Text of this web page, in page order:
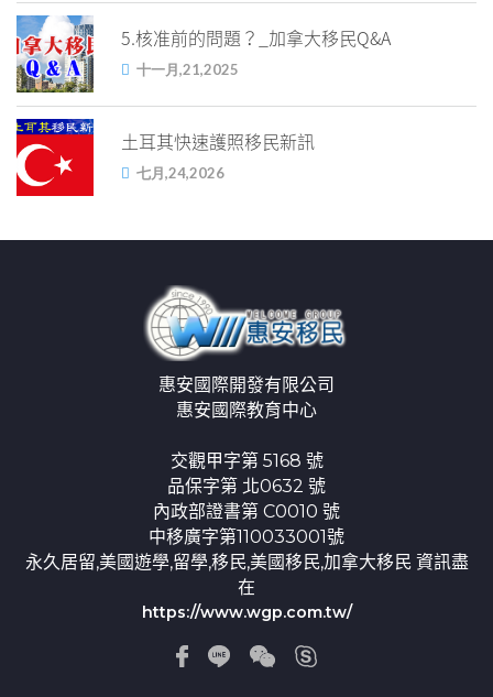
5.核准前的問題？_加拿大移民Q&A
十一月,21,2025
土耳其快速護照移民新訊
七月,24,2026
惠安國際開發有限公司
惠安國際教育中心
交觀甲字第 5168 號
品保字第 北0632 號
內政部證書第 C0010 號
中移廣字第110033001號
永久居留,美國遊學,留學,移民,美國移民,加拿大移民 資訊盡
在
https://www.wgp.com.tw/